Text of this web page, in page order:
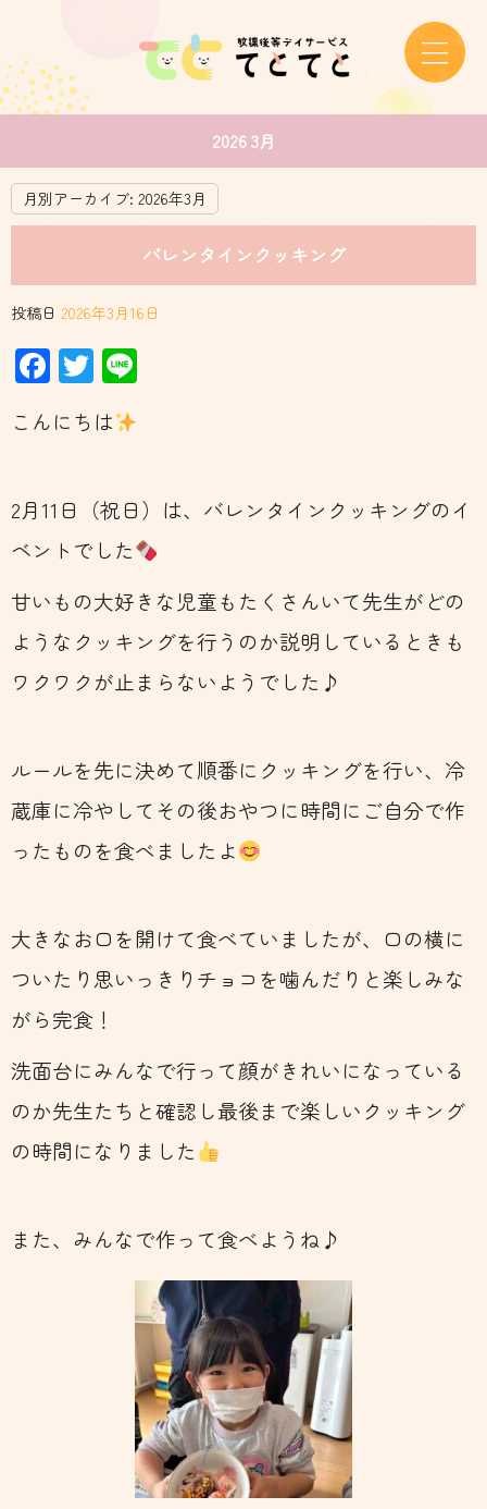
2026 3月
月別アーカイブ: 2026年3月
バレンタインクッキング
投稿日 2026年3月16日
Facebook
Twitter
こんにちは
2月11日（祝日）は、バレンタインクッキングのイ
ベントでした
甘いもの大好きな児童もたくさんいて先生がどの
ようなクッキングを行うのか説明しているときも
ワクワクが止まらないようでした♪
ルールを先に決めて順番にクッキングを行い、冷
蔵庫に冷やしてその後おやつに時間にご自分で作
ったものを食べましたよ
大きなお口を開けて食べていましたが、口の横に
ついたり思いっきりチョコを噛んだりと楽しみな
がら完食！
洗面台にみんなで行って顔がきれいになっている
のか先生たちと確認し最後まで楽しいクッキング
の時間になりました
また、みんなで作って食べようね♪